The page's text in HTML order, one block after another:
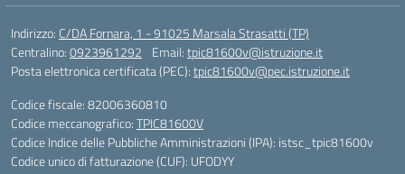
Indirizzo: C/DA Fornara, 1 - 91025 Marsala Strasatti (TP)
Centralino:0923961292 Email:tpic81600v@istruzione.it
Posta elettronica certificata (PEC):tpic81600v@pec.istruzione.it
Codice fiscale: 82006360810
Codice meccanografico:TPIC81600V
Codice Indice delle Pubbliche Amministrazioni (IPA): istsc_tpic81600v
Codice unico di fatturazione (CUF): UFODYY